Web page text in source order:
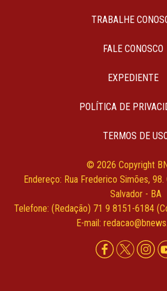
TRABALHE
FALE CONOSCO
EXPEDIENTE
POLÍTICA DE
TERMOS DE
© 2026 Copyright
Endereço: Rua Frederico Simões,
Salvador - BA
Telefone: (Redação) 71 9 8151-6184
E-mail: